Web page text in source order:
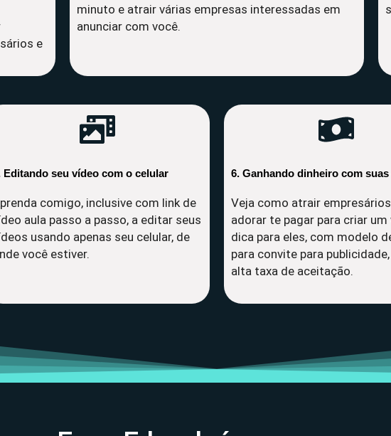
e
minuto e atrair várias empresas interessadas em
anunciar com você.
Editando seu vídeo com o celular
comigo, inclusive com link de
aula passo a passo, a editar seus
usando apenas seu celular, de
você estiver.
6. Ganhando dinheiro com
Veja como atrair
adorar te pagar para criar um
dica para eles, com modelo
para convite para
alta taxa de aceitação.